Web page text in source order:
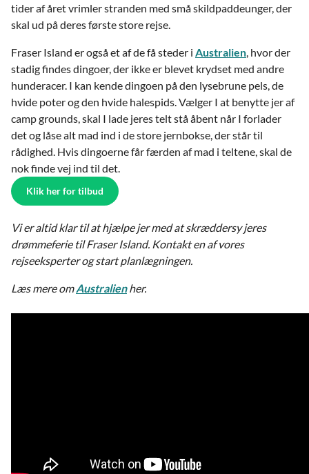
tider af året vrimler stranden med små skildpaddeunger, der
skal ud på deres første store rejse.
Fraser Island er også et af de få steder i Australien, hvor der
stadig findes dingoer, der ikke er blevet krydset med andre
hunderacer. I kan kende dingoen på den lysebrune pels, de
hvide poter og den hvide halespids. Vælger I at benytte jer af
camp grounds, skal I lade jeres telt stå åbent når I forlader
det og låse alt mad ind i de store jernbokse, der står til
rådighed. Hvis dingoerne får færden af mad i teltene, skal de
nok finde vej ind til det.
Klik her for tilbud
Vi er altid klar til at hjælpe jer med at skræddersy jeres
drømmeferie til Fraser Island. Kontakt en af vores
rejseeksperter og start planlægningen.
Læs mere omAustralienher.